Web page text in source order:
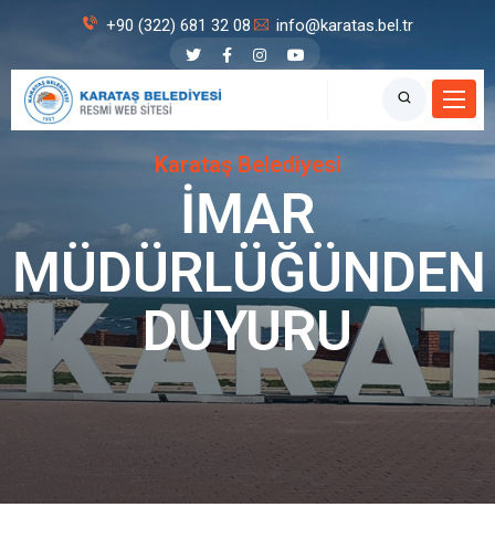
+90 (322) 681 32 08 info@karatas.bel.tr
Karataş Belediyesi
İMAR
MÜDÜRLÜĞÜNDEN
DUYURU